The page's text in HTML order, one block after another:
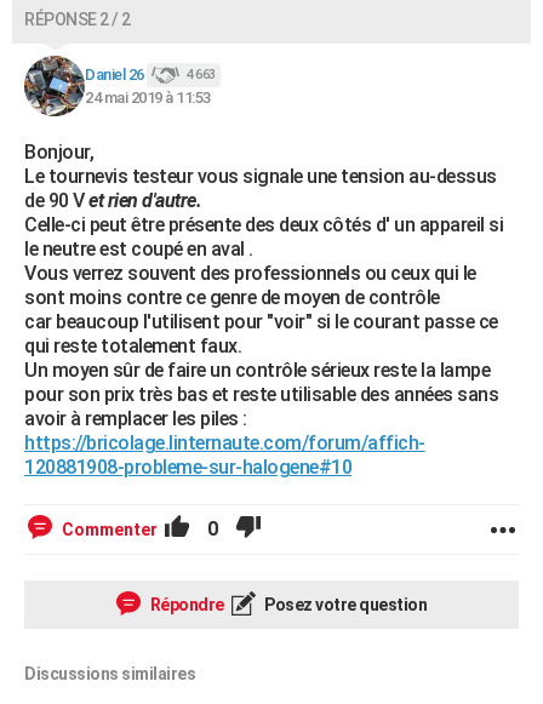
RÉPONSE 2 / 2
Daniel 26 4 663
24 mai 2019 à 11:53
Bonjour,
Le tournevis testeur vous signale une tension au-dessus
de 90 Vet rien d'autre.
Celle-ci peut être présente des deux côtés d' un appareil si
le neutre est coupé en aval .
Vous verrez souvent des professionnels ou ceux qui le
sont moins contre ce genre de moyen de contrôle
car beaucoup l'utilisent pour "voir" si le courant passe ce
qui reste totalement faux.
Un moyen sûr de faire un contrôle sérieux reste la lampe
pour son prix très bas et reste utilisable des années sans
avoir à remplacer les piles :
https://bricolage.linternaute.com/forum/affich-
120881908-probleme-sur-halogene#10
Commenter 0
Répondre Posez votre question
Discussions similaires